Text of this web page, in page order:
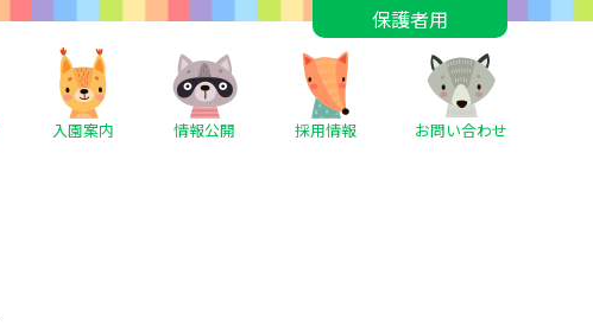
入園案内 情報公開 採用情報 お問い合わせ
保護者用